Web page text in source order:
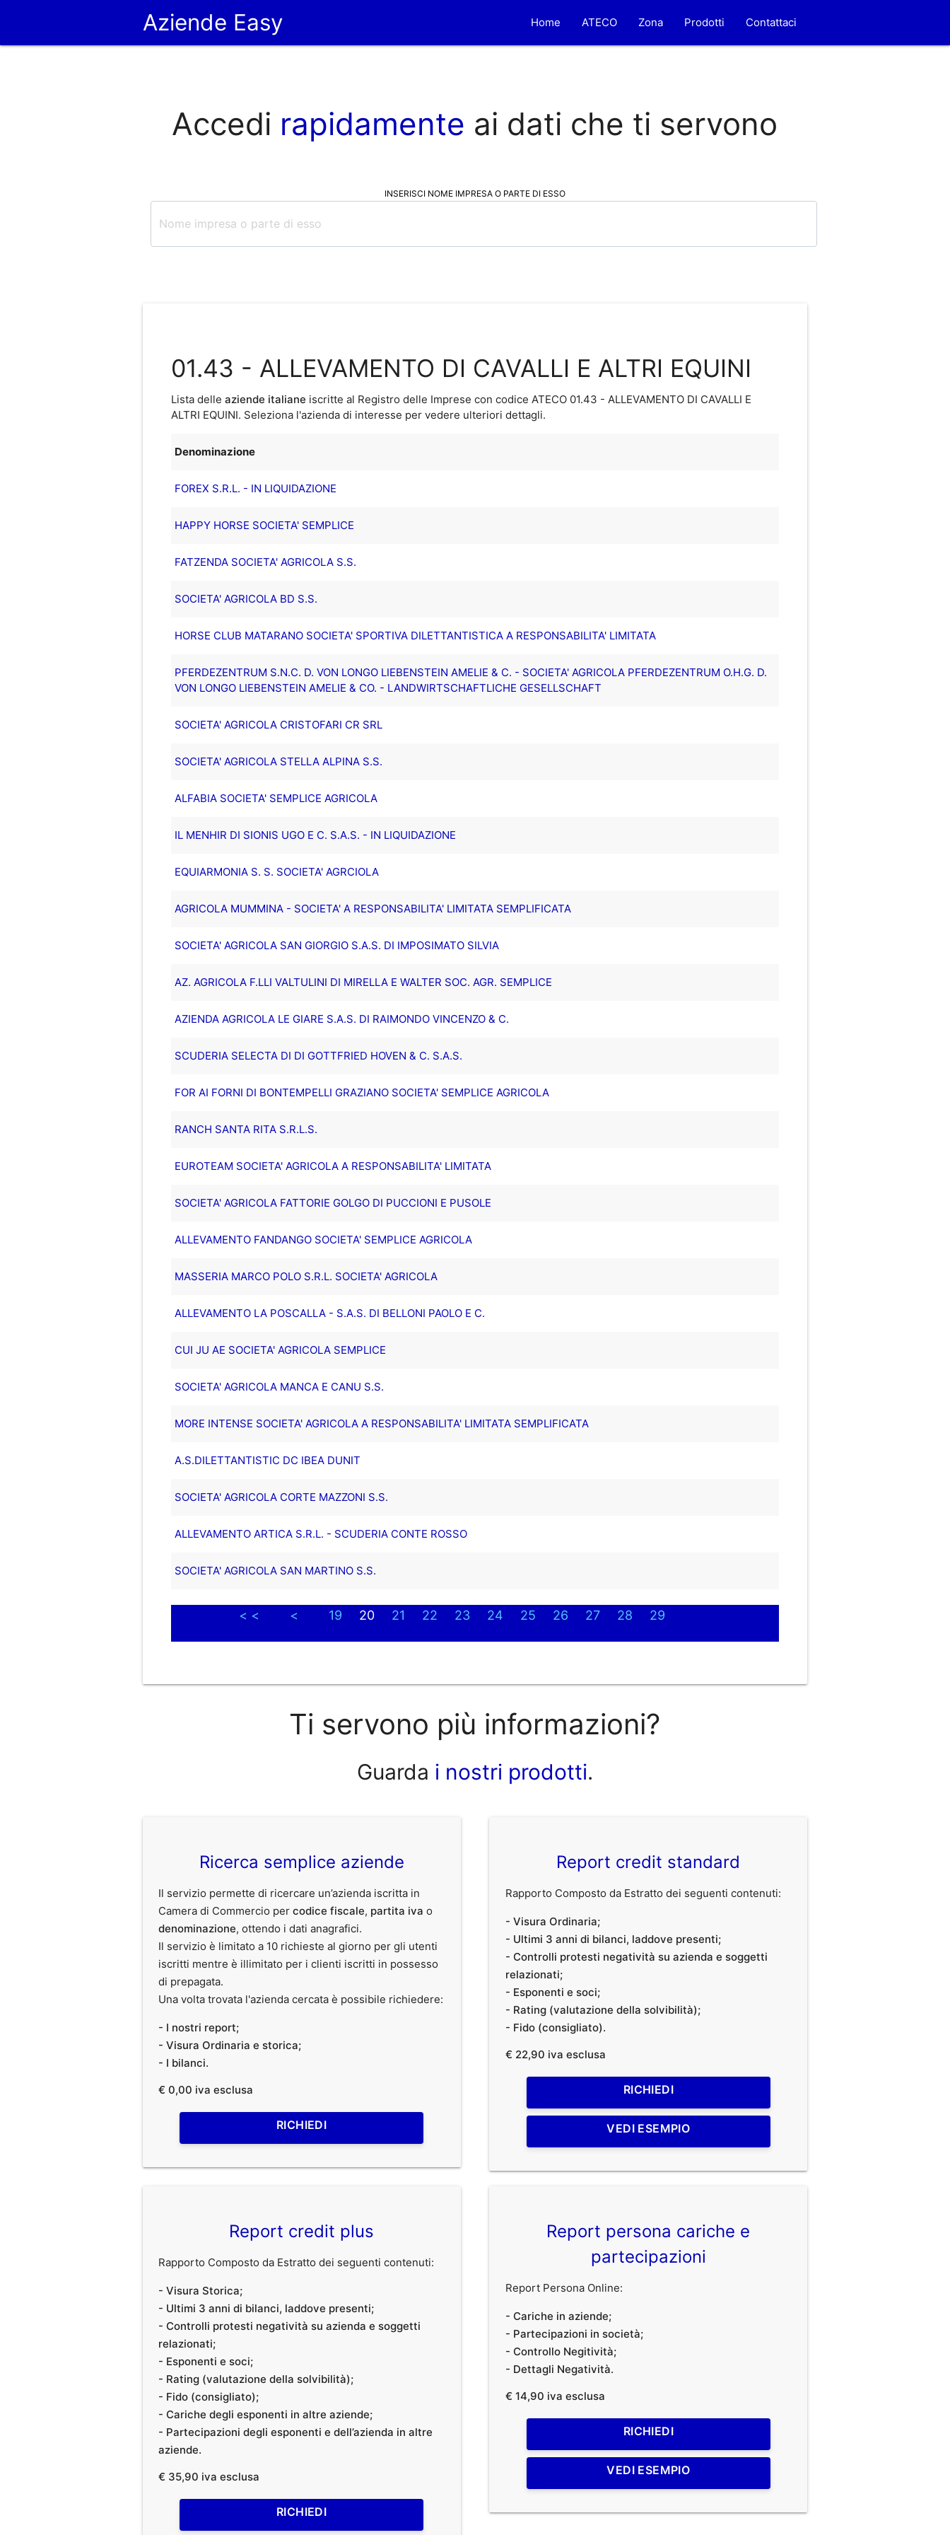
Aziende Easy Home ATECO Zona Prodotti Contattaci
Accedi rapidamente ai dati che ti servono
INSERISCI NOME IMPRESA O PARTE DI ESSO
01.43 - ALLEVAMENTO DI CAVALLI E ALTRI EQUINI
Lista delle aziende italiane iscritte al Registro delle Imprese con codice ATECO 01.43 - ALLEVAMENTO DI CAVALLI E
ALTRI EQUINI. Seleziona l'azienda di interesse per vedere ulteriori dettagli.
Denominazione
FOREX S.R.L. - IN LIQUIDAZIONE
HAPPY HORSE SOCIETA' SEMPLICE
FATZENDA SOCIETA' AGRICOLA S.S.
SOCIETA' AGRICOLA BD S.S.
HORSE CLUB MATARANO SOCIETA' SPORTIVA DILETTANTISTICA A RESPONSABILITA' LIMITATA
PFERDEZENTRUM S.N.C. D. VON LONGO LIEBENSTEIN AMELIE & C. - SOCIETA' AGRICOLA PFERDEZENTRUM O.H.G. D.
VON LONGO LIEBENSTEIN AMELIE & CO. - LANDWIRTSCHAFTLICHE GESELLSCHAFT
SOCIETA' AGRICOLA CRISTOFARI CR SRL
SOCIETA' AGRICOLA STELLA ALPINA S.S.
ALFABIA SOCIETA' SEMPLICE AGRICOLA
IL MENHIR DI SIONIS UGO E C. S.A.S. - IN LIQUIDAZIONE
EQUIARMONIA S. S. SOCIETA' AGRCIOLA
AGRICOLA MUMMINA - SOCIETA' A RESPONSABILITA' LIMITATA SEMPLIFICATA
SOCIETA' AGRICOLA SAN GIORGIO S.A.S. DI IMPOSIMATO SILVIA
AZ. AGRICOLA F.LLI VALTULINI DI MIRELLA E WALTER SOC. AGR. SEMPLICE
AZIENDA AGRICOLA LE GIARE S.A.S. DI RAIMONDO VINCENZO & C.
SCUDERIA SELECTA DI DI GOTTFRIED HOVEN & C. S.A.S.
FOR AI FORNI DI BONTEMPELLI GRAZIANO SOCIETA' SEMPLICE AGRICOLA
RANCH SANTA RITA S.R.L.S.
EUROTEAM SOCIETA' AGRICOLA A RESPONSABILITA' LIMITATA
SOCIETA' AGRICOLA FATTORIE GOLGO DI PUCCIONI E PUSOLE
ALLEVAMENTO FANDANGO SOCIETA' SEMPLICE AGRICOLA
MASSERIA MARCO POLO S.R.L. SOCIETA' AGRICOLA
ALLEVAMENTO LA POSCALLA - S.A.S. DI BELLONI PAOLO E C.
CUI JU AE SOCIETA' AGRICOLA SEMPLICE
SOCIETA' AGRICOLA MANCA E CANU S.S.
MORE INTENSE SOCIETA' AGRICOLA A RESPONSABILITA' LIMITATA SEMPLIFICATA
A.S.DILETTANTISTIC DC IBEA DUNIT
SOCIETA' AGRICOLA CORTE MAZZONI S.S.
ALLEVAMENTO ARTICA S.R.L. - SCUDERIA CONTE ROSSO
SOCIETA' AGRICOLA SAN MARTINO S.S.
< < < 19 20 21 22 23 24 25 26 27 28 29
Ti servono più informazioni?
Guarda i nostri prodotti.
Ricerca semplice aziende
Il servizio permette di ricercare un’azienda iscritta in
Camera di Commercio percodice fiscale, partita iva o
denominazione, ottendo i dati anagrafici.
Il servizio è limitato a 10 richieste al giorno per gli utenti
iscritti mentre è illimitato per i clienti iscritti in possesso
di prepagata.
Una volta trovata l'azienda cercata è possibile richiedere:
- I nostri report;
- Visura Ordinaria e storica;
- I bilanci.
€ 0,00 iva esclusa
RICHIEDI
Report credit standard
Rapporto Composto da Estratto dei seguenti contenuti:
- Visura Ordinaria;
- Ultimi 3 anni di bilanci, laddove presenti;
- Controlli protesti negatività su azienda e soggetti
relazionati;
- Esponenti e soci;
- Rating (valutazione della solvibilità);
- Fido (consigliato).
€ 22,90 iva esclusa
RICHIEDI
VEDI ESEMPIO
Report credit plus
Rapporto Composto da Estratto dei seguenti contenuti:
- Visura Storica;
- Ultimi 3 anni di bilanci, laddove presenti;
- Controlli protesti negatività su azienda e soggetti
relazionati;
- Esponenti e soci;
- Rating (valutazione della solvibilità);
- Fido (consigliato);
- Cariche degli esponenti in altre aziende;
- Partecipazioni degli esponenti e dell’azienda in altre
aziende.
€ 35,90 iva esclusa
RICHIEDI
Report persona cariche e
partecipazioni
Report Persona Online:
- Cariche in aziende;
- Partecipazioni in società;
- Controllo Negitività;
- Dettagli Negatività.
€ 14,90 iva esclusa
RICHIEDI
VEDI ESEMPIO